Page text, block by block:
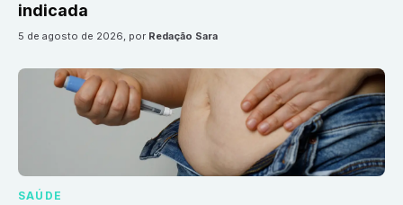
indicada
5 de agosto de 2026, por Redação Sara
SAÚDE